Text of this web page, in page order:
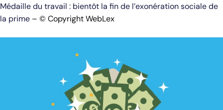
Médaille du travail : bientôt la fin de l’exonération sociale de
la prime – © Copyright WebLex